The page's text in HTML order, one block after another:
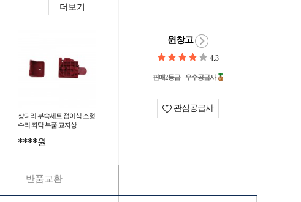
더보기
상다리 부속세트 접이식 소형
수리 좌탁 부품 교자상
****원
윈창고
4.3
판매2등급 우수공급사
관심공급사
반품교환